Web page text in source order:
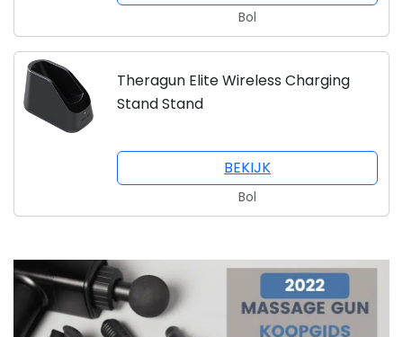
Bol
Theragun Elite Wireless Charging
Stand Stand
BEKIJK
Bol